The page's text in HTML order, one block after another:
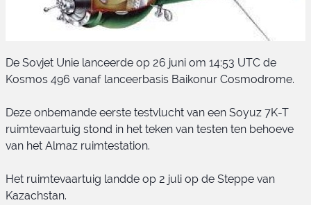
De Sovjet Unie lanceerde op 26 juni om 14:53 UTC de
Kosmos 496 vanaf lanceerbasis Baikonur Cosmodrome.
Deze onbemande eerste testvlucht van een Soyuz 7K-T
ruimtevaartuig stond in het teken van testen ten behoeve
van het Almaz ruimtestation.
Het ruimtevaartuig landde op 2 juli op de Steppe van
Kazachstan.